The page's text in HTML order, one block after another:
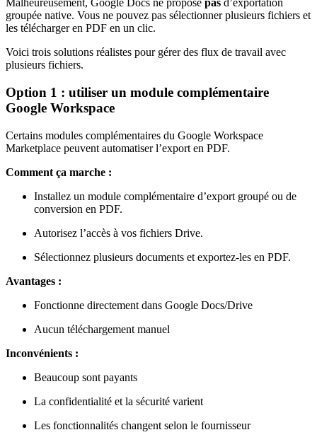
Malheureusement, Google Docs ne propose pas d’exportation
groupée native. Vous ne pouvez pas sélectionner plusieurs fichiers et
les télécharger en PDF en un clic.
Voici trois solutions réalistes pour gérer des flux de travail avec
plusieurs fichiers.
Option 1 : utiliser un module complémentaire
Google Workspace
Certains modules complémentaires du Google Workspace
Marketplace peuvent automatiser l’export en PDF.
Comment ça marche :
Installez un module complémentaire d’export groupé ou de
conversion en PDF.
Autorisez l’accès à vos fichiers Drive.
Sélectionnez plusieurs documents et exportez-les en PDF.
Avantages :
Fonctionne directement dans Google Docs/Drive
Aucun téléchargement manuel
Inconvénients :
Beaucoup sont payants
La confidentialité et la sécurité varient
Les fonctionnalités changent selon le fournisseur